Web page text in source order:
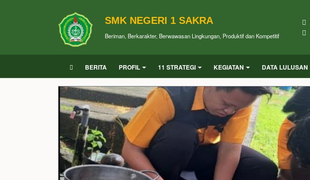
SMK NEGERI 1 SAKRA
Beriman, Berkarakter, Berwawasan Lingkungan, Produktif dan Kompetitif
BERITA PROFIL 11 STRATEGI KEGIATAN DATA LULUSAN